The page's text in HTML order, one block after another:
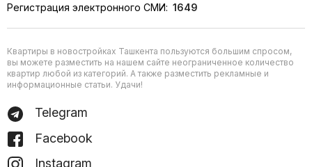
Регистрация электронного СМИ: 1649
Квартиры в новостройках Ташкента пользуются большим спросом,
вы можете разместить на нашем сайте неограниченное количество
квартир любой из категорий. А также разместить рекламные и
информационные статьи. Удачи!
Telegram
Facebook
Instagram